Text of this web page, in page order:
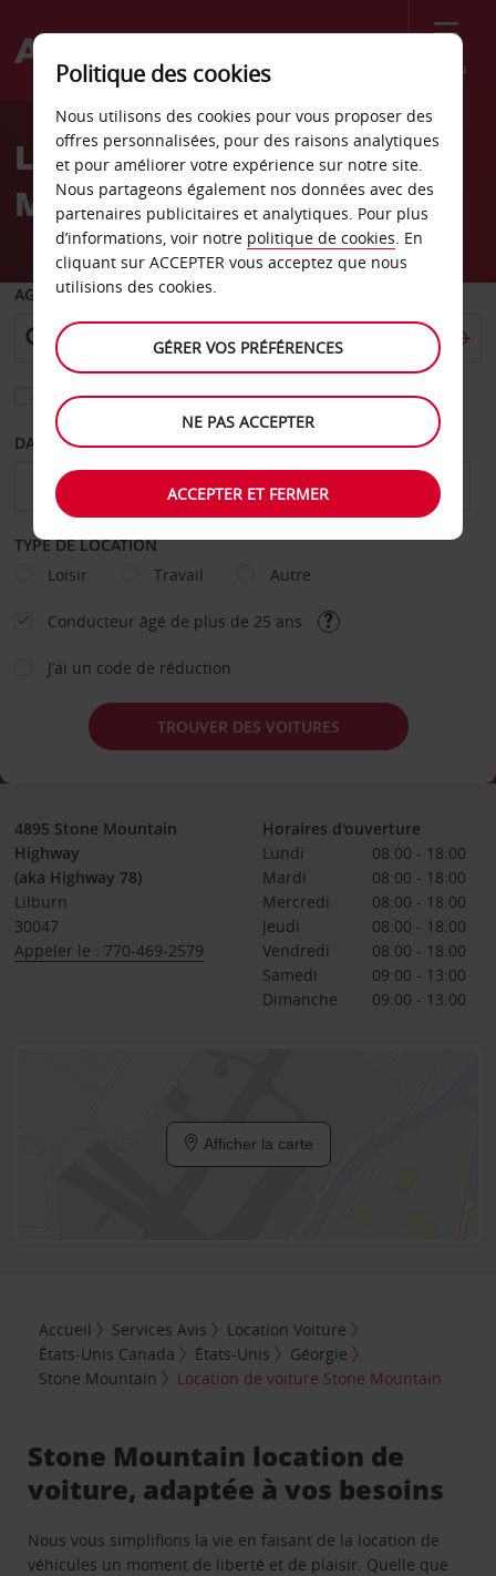
Menu
Welcome
AvisLocation de voiture Stone
Mountain
AGENCE DE DÉPART
Sélectionnez une autre agence de retour
DATE DE DÉPART DATE DE RETOUR
TYPE DE LOCATION
Loisir
Travail Autre
Conducteur âgé de plus de 25 ans
J’ai un code de réduction
TROUVER DES VOITURES
4895 Stone Mountain
Highway
(aka Highway 78)
Lilburn
30047
Appeler le : 770-469-2579
Horaires d'ouverture
Lundi
08:00 - 18:00
Mardi
08:00 - 18:00
Mercredi
08:00 - 18:00
Jeudi
08:00 - 18:00
Vendredi
08:00 - 18:00
Samedi
09:00 - 13:00
Dimanche
09:00 - 13:00
Afficher la carte
Accueil Services Avis
Location Voiture
États-Unis Canada
États-Unis
Géorgie
Stone Mountain
Location de voiture Stone Mountain
Stone Mountain location de
voiture, adaptée à vos besoins
Nous vous simplifions la vie en faisant de la location de
véhicules un moment de liberté et de plaisir. Quelle que
Politique des cookies
Nous utilisons des cookies pour vous proposer des
offres personnalisées, pour des raisons analytiques
et pour améliorer votre expérience sur notre site.
Nous partageons également nos données avec des
partenaires publicitaires et analytiques. Pour plus
d’informations, voir notre politique de cookies. En
cliquant sur ACCEPTER vous acceptez que nous
utilisions des cookies.
GÉRER VOS PRÉFÉRENCES
NE PAS ACCEPTER
ACCEPTER ET FERMER